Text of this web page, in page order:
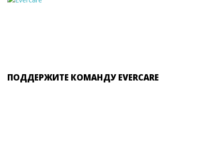
ПОДДЕРЖИТЕ КОМАНДУ EVERCARE